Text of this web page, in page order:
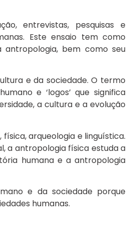
entrevistas, pesquisas e
Este ensaio tem como
bem como seu
e da sociedade. O termo
e ‘logos’ que significa
a cultura e a evolução
arqueologia e linguística.
a antropologia física estuda a
humana e a antropologia
e da sociedade porque
humanas.